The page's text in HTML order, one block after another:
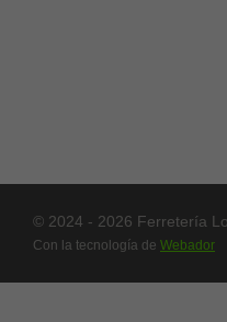
© 2024 - 2026 Ferretería
Con la tecnología de Webador